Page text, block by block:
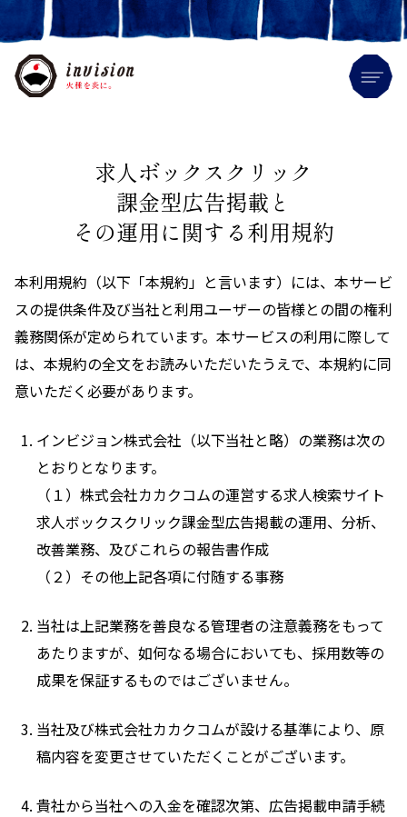
求人ボックスクリック
課金型広告掲載と
その運用に関する利用規約
本利用規約（以下「本規約」と言います）には、本サービ
スの提供条件及び当社と利用ユーザーの皆様との間の権利
義務関係が定められています。本サービスの利用に際して
は、本規約の全文をお読みいただいたうえで、本規約に同
意いただく必要があります。
インビジョン株式会社（以下当社と略）の業務は次の
とおりとなります。
（１）株式会社カカクコムの運営する求人検索サイト
求人ボックスクリック課金型広告掲載の運用、分析、
改善業務、及びこれらの報告書作成
（２）その他上記各項に付随する事務
当社は上記業務を善良なる管理者の注意義務をもって
あたりますが、如何なる場合においても、採用数等の
成果を保証するものではございません。
当社及び株式会社カカクコムが設ける基準により、原
稿内容を変更させていただくことがございます。
貴社から当社への入金を確認次第、広告掲載申請手続